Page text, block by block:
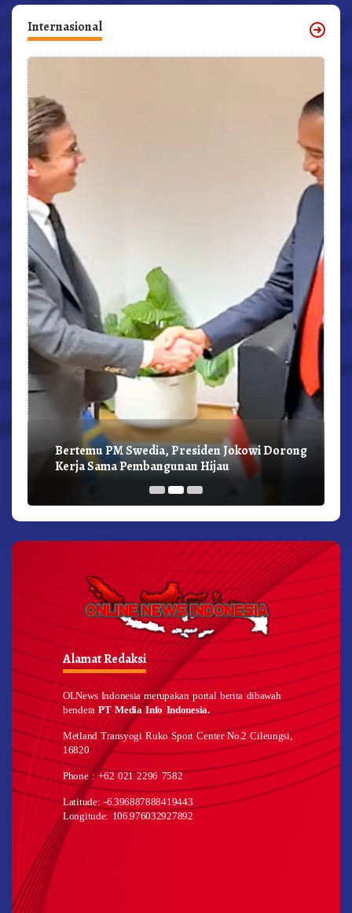
Internasional
Bertemu PM Swedia, Presiden Jokowi Dorong
Kerja Sama Pembangunan Hijau
Alamat Redaksi
OLNews Indonesia merupakan portal berita dibawah
benderaPT Media Info Indonesia.
Metland Transyogi Ruko Sport Center No.2 Cileungsi,
16820
Phone : +62 021 2296 7582
Latitude: -6.396887888419443
Longitude: 106.976032927892